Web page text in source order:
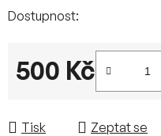
Dostupnost
500 Kč
Tisk Zeptat se